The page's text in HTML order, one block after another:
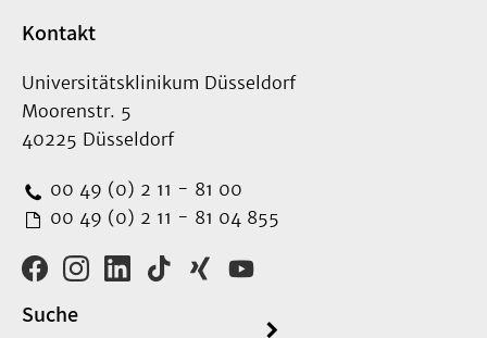
bei aufrechterhaltenem
werden können. Deshalb
ausnahmsweise für den
Fall, dass bei mir eine
infrage kommt, die
höchstens wenige Tage
Kontakt
Universitätsklinikum Düsseldorf
Moorenstr. 5
40225 Düsseldorf
00 49 (0) 2 11 - 81 00
00 49 (0) 2 11 - 81 04 855
Suche